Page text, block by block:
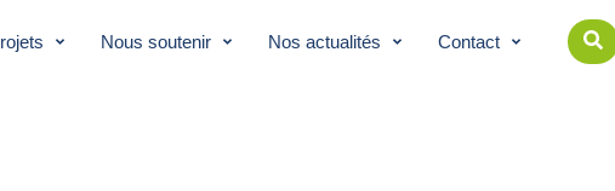
Nous soutenir Nos actualités Contact